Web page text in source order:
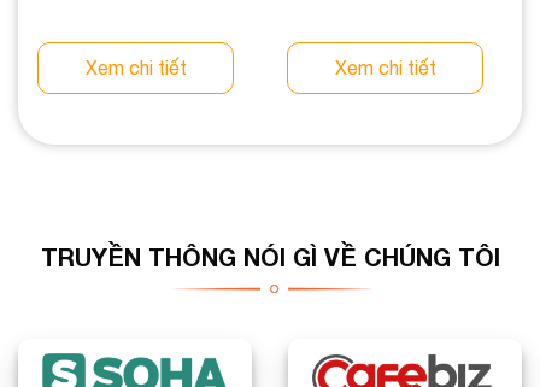
Xem chi tiết Xem chi tiết
TRUYỀN THÔNG NÓI GÌ VỀ CHÚNG TÔI